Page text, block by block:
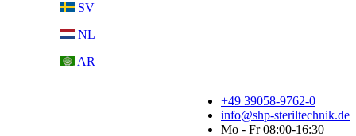
SV
NL
AR
+49 39058-9762-0
info@shp-steriltechnik.de
Mo - Fr 08:00-16:30